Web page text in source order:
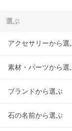
選ぶ
アクセサリーから選
素材・パーツから選
ブランドから選ぶ
石の名前から選ぶ